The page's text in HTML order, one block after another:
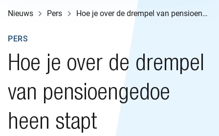
Nieuws Pers Hoe je over de drempel van pensioengedoe heen stapt
Hoe je over de drempel
van pensioengedoe
heen stapt
PERS